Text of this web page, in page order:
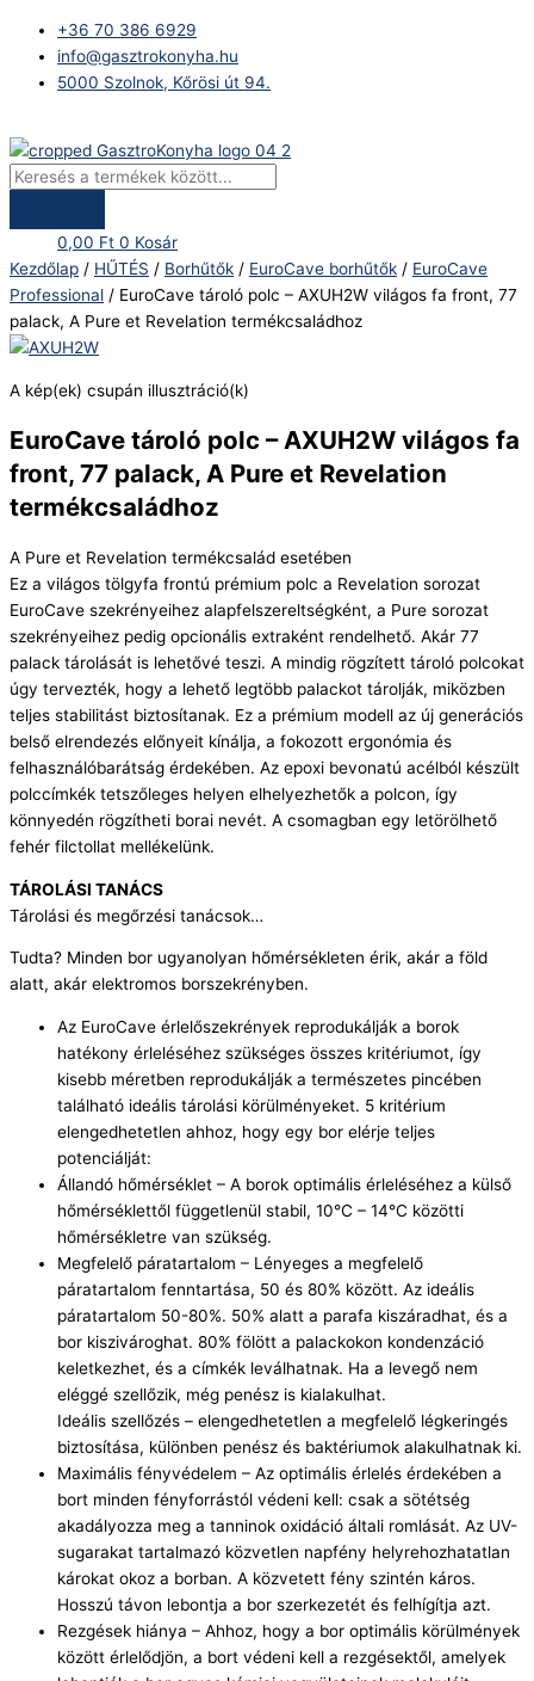
content
+36 70 386 6929
info@gasztrokonyha.hu
5000 Szolnok, Kőrösi út 94.
search
0,00 Ft 0 Kosár
Kezdőlap / HŰTÉS / Borhűtők / EuroCave borhűtők / EuroCave
Professional / EuroCave tároló polc – AXUH2W világos fa front, 77
palack, A Pure et Revelation termékcsaládhoz
A kép(ek) csupán illusztráció(k)
EuroCave tároló polc – AXUH2W világos fa
front, 77 palack, A Pure et Revelation
termékcsaládhoz
A Pure et Revelation termékcsalád esetében
Ez a világos tölgyfa frontú prémium polc a Revelation sorozat
EuroCave szekrényeihez alapfelszereltségként, a Pure sorozat
szekrényeihez pedig opcionális extraként rendelhető. Akár 77
palack tárolását is lehetővé teszi. A mindig rögzített tároló polcokat
úgy tervezték, hogy a lehető legtöbb palackot tárolják, miközben
teljes stabilitást biztosítanak. Ez a prémium modell az új generációs
belső elrendezés előnyeit kínálja, a fokozott ergonómia és
felhasználóbarátság érdekében. Az epoxi bevonatú acélból készült
polccímkék tetszőleges helyen elhelyezhetők a polcon, így
könnyedén rögzítheti borai nevét. A csomagban egy letörölhető
fehér filctollat mellékelünk.
TÁROLÁSI TANÁCS
Tárolási és megőrzési tanácsok…
Tudta? Minden bor ugyanolyan hőmérsékleten érik, akár a föld
alatt, akár elektromos borszekrényben.
Az EuroCave érlelőszekrények reprodukálják a borok
hatékony érleléséhez szükséges összes kritériumot, így
kisebb méretben reprodukálják a természetes pincében
található ideális tárolási körülményeket. 5 kritérium
elengedhetetlen ahhoz, hogy egy bor elérje teljes
potenciálját:
Állandó hőmérséklet – A borok optimális érleléséhez a külső
hőmérséklettől függetlenül stabil, 10°C – 14°C közötti
hőmérsékletre van szükség.
Megfelelő páratartalom – Lényeges a megfelelő
páratartalom fenntartása, 50 és 80% között. Az ideális
páratartalom 50-80%. 50% alatt a parafa kiszáradhat, és a
bor kiszivároghat. 80% fölött a palackokon kondenzáció
keletkezhet, és a címkék leválhatnak. Ha a levegő nem
eléggé szellőzik, még penész is kialakulhat.
Ideális szellőzés – elengedhetetlen a megfelelő légkeringés
biztosítása, különben penész és baktériumok alakulhatnak ki.
Maximális fényvédelem – Az optimális érlelés érdekében a
bort minden fényforrástól védeni kell: csak a sötétség
akadályozza meg a tanninok oxidáció általi romlását. Az UV-
sugarakat tartalmazó közvetlen napfény helyrehozhatatlan
károkat okoz a borban. A közvetett fény szintén káros.
Hosszú távon lebontja a bor szerkezetét és felhígítja azt.
Rezgések hiánya – Ahhoz, hogy a bor optimális körülmények
között érlelődjön, a bort védeni kell a rezgésektől, amelyek
tároló
polc
világos
fa
front,
palack,
A
Pure
et
Revelation
termékcsaládhoz
mennyiség